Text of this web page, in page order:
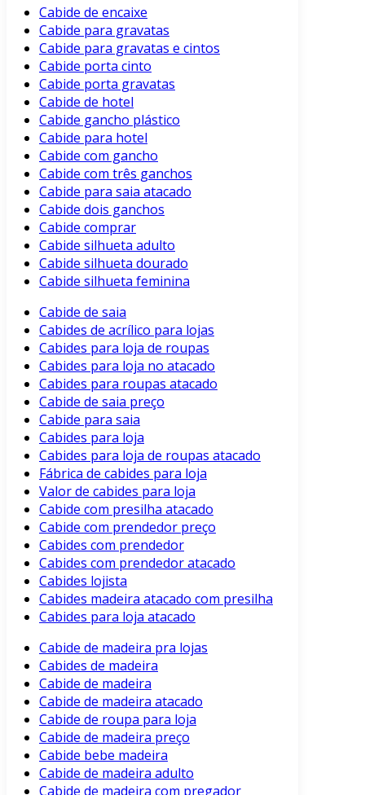
Cabide de encaixe
Cabide para gravatas
Cabide para gravatas e cintos
Cabide porta cinto
Cabide porta gravatas
Cabide de hotel
Cabide gancho plástico
Cabide para hotel
Cabide com gancho
Cabide com três ganchos
Cabide para saia atacado
Cabide dois ganchos
Cabide comprar
Cabide silhueta adulto
Cabide silhueta dourado
Cabide silhueta feminina
Cabide de saia
Cabides de acrílico para lojas
Cabides para loja de roupas
Cabides para loja no atacado
Cabides para roupas atacado
Cabide de saia preço
Cabide para saia
Cabides para loja
Cabides para loja de roupas atacado
Fábrica de cabides para loja
Valor de cabides para loja
Cabide com presilha atacado
Cabide com prendedor preço
Cabides com prendedor
Cabides com prendedor atacado
Cabides lojista
Cabides madeira atacado com presilha
Cabides para loja atacado
Cabide de madeira pra lojas
Cabides de madeira
Cabide de madeira
Cabide de madeira atacado
Cabide de roupa para loja
Cabide de madeira preço
Cabide bebe madeira
Cabide de madeira adulto
Cabide de madeira com pregador